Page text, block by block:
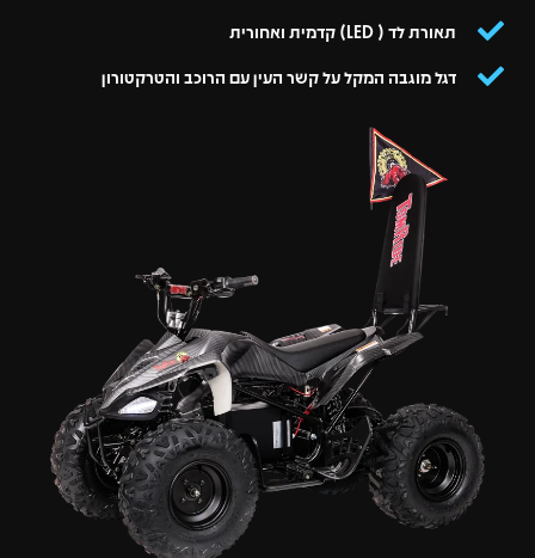
תאורת לד ( LED) קדמית ואחורית
דגל מוגבה המקל על קשר העין עם הרוכב והטרקטורון